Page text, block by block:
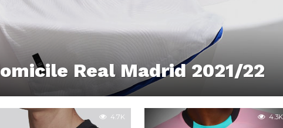
Real Madrid 2021/22
4.7K 4.3K